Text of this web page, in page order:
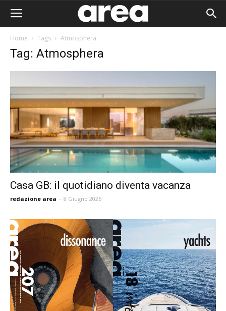
Home Tags Atmosphera
Tag: Atmosphera
Casa GB: il quotidiano diventa vacanza
redazione area - 8 Giugno 2026